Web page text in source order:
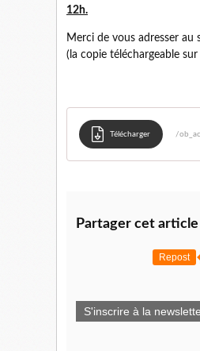
12h.
Merci de vous adresser
(la copie téléchargeable
Télécharger /
Partager cet article
Repost
S'inscrire à la